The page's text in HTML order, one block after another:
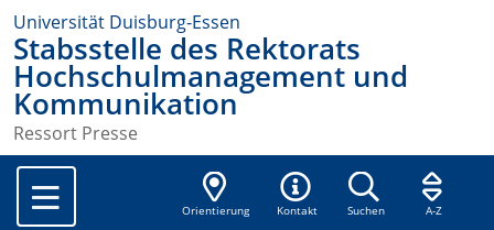
Universität Duisburg-Essen
Stabsstelle des Rektorats
Hochschulmanagement und
Kommunikation
Ressort Presse
Orientierung Kontakt Suchen A-Z